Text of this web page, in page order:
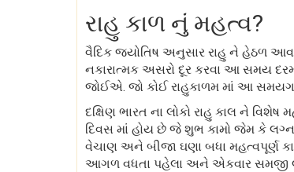
રાહુ કાળ નું મહત્વ?
વૈદિક જ્યોતિષ અનુસાર રાહુ ને હેઠળ
નકારાત્મક અસરો દૂર કરવા આ સમય
જોઈએ. જો કોઈ રાહુકાળમ માં આ
દક્ષિણ ભારત ના લોકો રાહુ કાલ ને
દિવસ માં હોય છે જે શુભ કામો જેમ કે
વેચાણ અને બીજા ઘણા બધા મહત્વપૂર્ણ
આગળ વધતા પહેલા અને એકવાર